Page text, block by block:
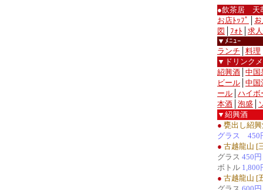
●飲茶居 天
お店ﾄｯﾌﾟ
図
ﾌｫﾄ
求
▼ﾒﾆｭｰ
ランチ
料理
▼ドリンク
紹興酒 中国
ビール 中国
ール ハイボ
本酒 泡盛
▼紹興酒
● 甕出し紹
グラス 450
● 古越龍山 [
グラス 450円
ボトル 1,800
● 古越龍山 [